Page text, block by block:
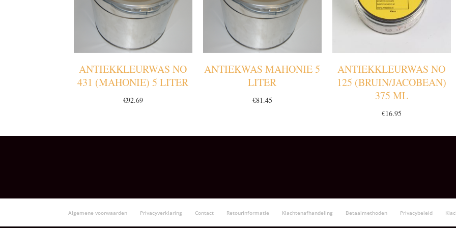
ANTIEKKLEURWAS NO
431 (MAHONIE) 5 LITER
€92.69
ANTIEKWAS MAHONIE 5
LITER
€81.45
ANTIEKKLEURWAS NO
125 (BRUIN/JACOBEAN)
375 ML
€16.95
Algemene voorwaarden Privacyverklaring Contact Retourinformatie Klachtenafhandeling Betaalmethoden Privacybeleid